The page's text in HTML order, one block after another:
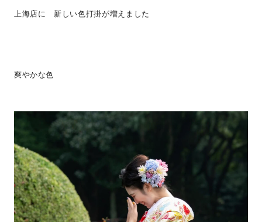
上海店に 新しい色打掛が増えました
爽やかな色